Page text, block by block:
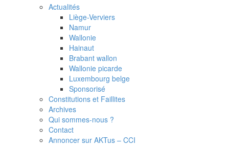
Actualités
Liège-Verviers
Namur
Wallonie
Hainaut
Brabant wallon
Wallonie picarde
Luxembourg belge
Sponsorisé
Constitutions et Faillites
Archives
Qui sommes-nous ?
Contact
Annoncer sur AKTus – CCI